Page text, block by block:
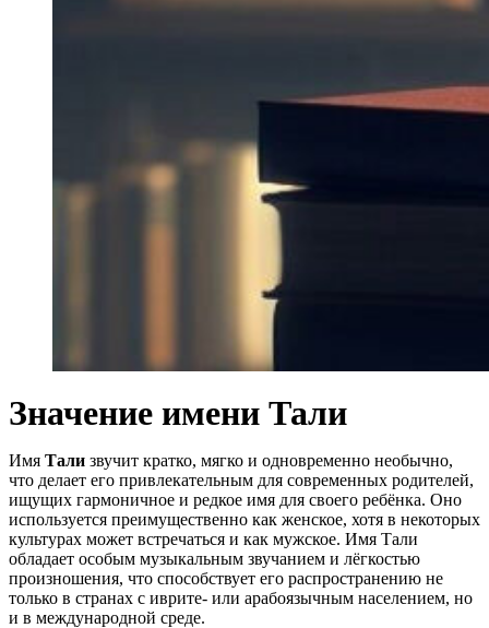
Значение имени Тали
Имя Тали звучит кратко, мягко и одновременно необычно,
что делает его привлекательным для современных родителей,
ищущих гармоничное и редкое имя для своего ребёнка. Оно
используется преимущественно как женское, хотя в некоторых
культурах может встречаться и как мужское. Имя Тали
обладает особым музыкальным звучанием и лёгкостью
произношения, что способствует его распространению не
только в странах с иврите- или арабоязычным населением, но
и в международной среде.